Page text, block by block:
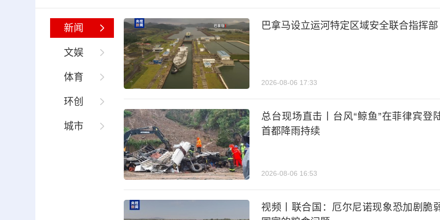
新闻
文娱
体育
环创
城市
巴拿马设立运河特定区域安全联合指挥部
2026-08-06 17:33
总台现场直击丨台风“鲸鱼”在菲律宾登
首都降雨持续
2026-08-06 16:53
视频丨联合国：厄尔尼诺现象恐加剧脆